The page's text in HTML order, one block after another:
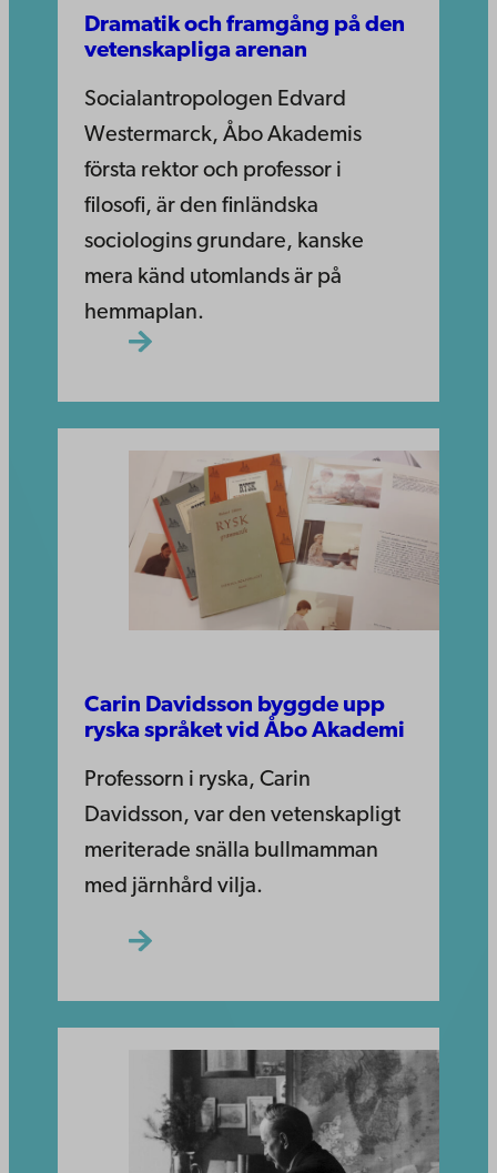
Dramatik och framgång på den
vetenskapliga arenan
Socialantropologen Edvard
Westermarck, Åbo Akademis
första rektor och professor i
filosofi, är den finländska
sociologins grundare, kanske
mera känd utomlands är på
hemmaplan.
Carin Davidsson byggde upp
ryska språket vid Åbo Akademi
Professorn i ryska, Carin
Davidsson, var den vetenskapligt
meriterade snälla bullmamman
med järnhård vilja.